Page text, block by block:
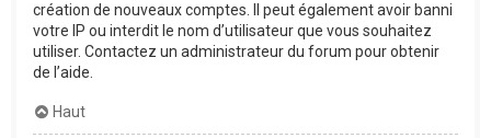
création de nouveaux comptes. Il peut également avoir banni
votre IP ou interdit le nom d’utilisateur que vous souhaitez
utiliser. Contactez un administrateur du forum pour obtenir
de l’aide.
Haut